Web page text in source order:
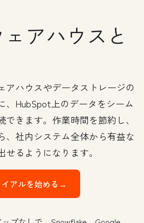
アハウスと
アハウスやデータストレージの
、HubSpot上のデータをシーム
できます。作業時間を節約し、
、社内システム全体から有益な
るようになります。
アルを始める→